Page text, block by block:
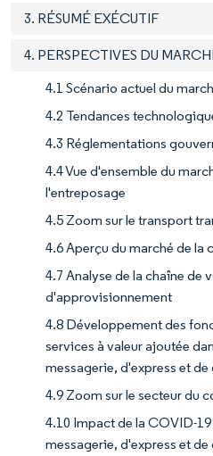
3. RÉSUMÉ EXÉCUTIF
4. PERSPECTIVES DU
4.1 Scénario actuel du
4.2 Tendances
4.3 Réglementations
4.4 Vue d'ensemble du
l'entreposage
4.5 Zoom sur le transport
4.6 Aperçu du marché de
4.7 Analyse de la chaîne de
d'approvisionnement
4.8 Développement des
services à valeur ajoutée
messagerie, d'express et de
4.9 Zoom sur le secteur du
4.10 Impact de la COVID-
messagerie, d'express et